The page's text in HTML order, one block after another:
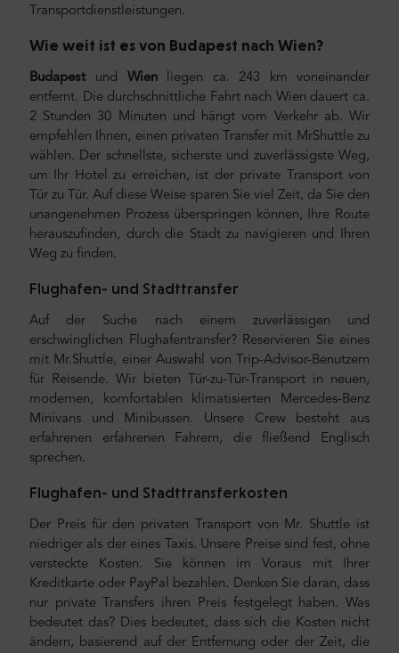
Transportdienstleistungen.
Wie weit ist es von Budapest nach Wien?
Budapest und Wienliegen ca. 243 km voneinander
entfernt. Die durchschnittliche Fahrt nach Wien dauert ca.
2 Stunden 30 Minuten und hängt vom Verkehr ab. Wir
empfehlen Ihnen, einen privaten Transfer mit MrShuttle zu
wählen. Der schnellste, sicherste und zuverlässigste Weg,
um Ihr Hotel zu erreichen, ist der private Transport von
Tür zu Tür. Auf diese Weise sparen Sie viel Zeit, da Sie den
unangenehmen Prozess überspringen können, Ihre Route
herauszufinden, durch die Stadt zu navigieren und Ihren
Weg zu finden.
Flughafen- und Stadttransfer
Auf der Suche nach einem zuverlässigen und
erschwinglichen Flughafentransfer? Reservieren Sie eines
mit Mr.Shuttle, einer Auswahl von Trip-Advisor-Benutzern
für Reisende. Wir bieten Tür-zu-Tür-Transport in neuen,
modernen, komfortablen klimatisierten Mercedes-Benz
Minivans und Minibussen. Unsere Crew besteht aus
erfahrenen erfahrenen Fahrern, die fließend Englisch
sprechen.
Flughafen- und Stadttransferkosten
Der Preis für den privaten Transport von Mr. Shuttle ist
niedriger als der eines Taxis. Unsere Preise sind fest, ohne
versteckte Kosten. Sie können im Voraus mit Ihrer
Kreditkarte oder PayPal bezahlen. Denken Sie daran, dass
nur private Transfers ihren Preis festgelegt haben. Was
bedeutet das? Dies bedeutet, dass sich die Kosten nicht
ändern, basierend auf der Entfernung oder der Zeit, die